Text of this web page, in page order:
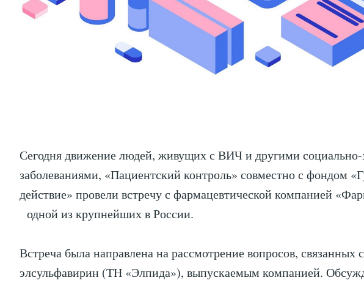
Сегодня движение людей, живущих с ВИЧ и другими
заболеваниями, «Пациентский контроль» совместно с фондом
действие» провели встречу с фармацевтической компанией
одной из крупнейших в России.
Встреча была направлена на рассмотрение вопросов, связанных
элсульфавирин (ТН «Элпида»), выпускаемым компанией.